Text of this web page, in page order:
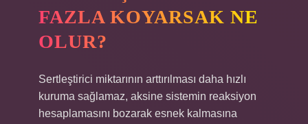
FAZLA KOYARSAK NE
OLUR?
Sertleştirici miktarının arttırılması daha hızlı
kuruma sağlamaz, aksine sistemin reaksiyon
hesaplamasını bozarak esnek kalmasına